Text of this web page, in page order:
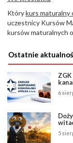
Którykurs maturalny
uczestnicy Kursów
kursów maturalnych
Ostatnie
6
5